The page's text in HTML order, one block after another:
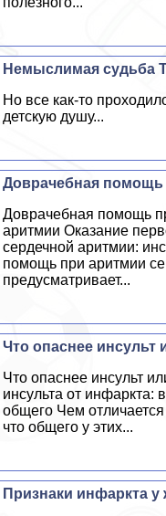
Немыслимая судьба
Но все как-то
детскую душу...
Доврачебная помощь
Доврачебная помощь
аритмии Оказание
сердечной аритмии:
помощь при аритмии
предусматривает...
Что опаснее инсульт
Что опаснее инсульт
инсульта от инфаркта:
общего Чем
что общего у этих...
Признаки инфаркта